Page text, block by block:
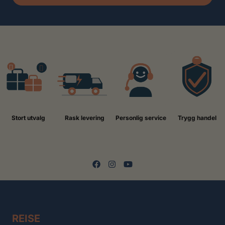
Stort utvalg Rask levering Personlig service Trygg handel
REISE